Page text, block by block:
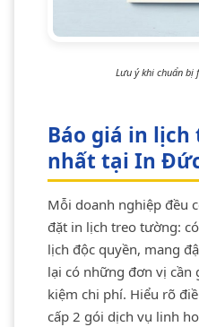
Lưu ý khi chuẩn
Báo giá in
nhất tại In
Mỗi doanh nghiệp đều
đặt in lịch treo tường:
lịch độc quyền, mang
lại có những đơn vị cần
kiệm chi phí. Hiểu rõ
cấp 2 gói dịch vụ linh